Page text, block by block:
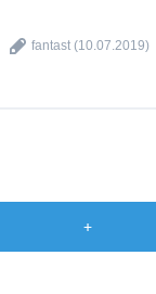
fantast (10.07.2019)
+